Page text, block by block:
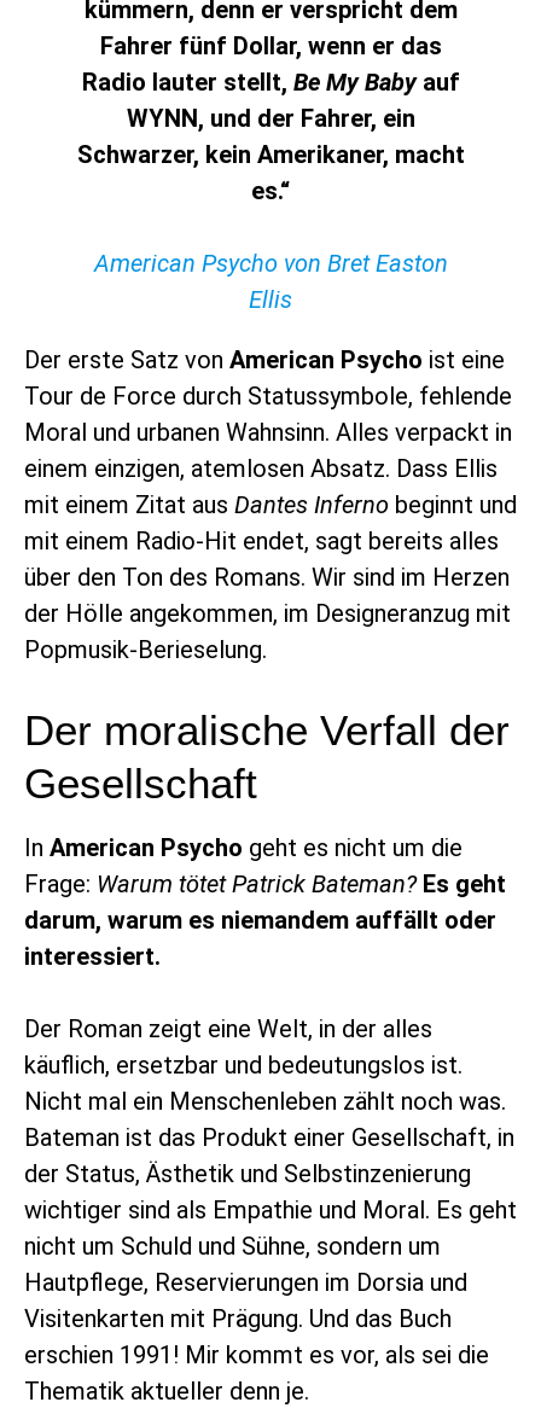
kümmern, denn er verspricht dem
Fahrer fünf Dollar, wenn er das
Radio lauter stellt, Be My Baby auf
WYNN, und der Fahrer, ein
Schwarzer, kein Amerikaner, macht
es.“
American Psycho von Bret Easton
Ellis
Der erste Satz von American Psycho ist eine
Tour de Force durch Statussymbole, fehlende
Moral und urbanen Wahnsinn. Alles verpackt in
einem einzigen, atemlosen Absatz. Dass Ellis
mit einem Zitat aus Dantes Inferno beginnt und
mit einem Radio-Hit endet, sagt bereits alles
über den Ton des Romans. Wir sind im Herzen
der Hölle angekommen, im Designeranzug mit
Popmusik-Berieselung.
Der moralische Verfall der
Gesellschaft
In American Psycho geht es nicht um die
Frage: Warum tötet Patrick Bateman? Es geht
darum, warum es niemandem auffällt oder
interessiert.
Der Roman zeigt eine Welt, in der alles
käuflich, ersetzbar und bedeutungslos ist.
Nicht mal ein Menschenleben zählt noch was.
Bateman ist das Produkt einer Gesellschaft, in
der Status, Ästhetik und Selbstinzenierung
wichtiger sind als Empathie und Moral. Es geht
nicht um Schuld und Sühne, sondern um
Hautpflege, Reservierungen im Dorsia und
Visitenkarten mit Prägung. Und das Buch
erschien 1991! Mir kommt es vor, als sei die
Thematik aktueller denn je.